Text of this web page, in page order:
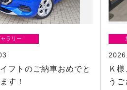
ラリー
フトのご納車おめでと
す！
Ｋ
うご